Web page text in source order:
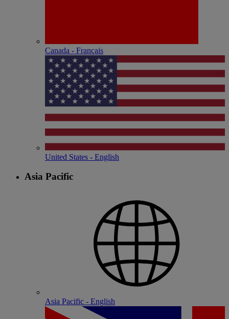
Canada - Français
United States - English
Asia Pacific
Asia Pacific - English